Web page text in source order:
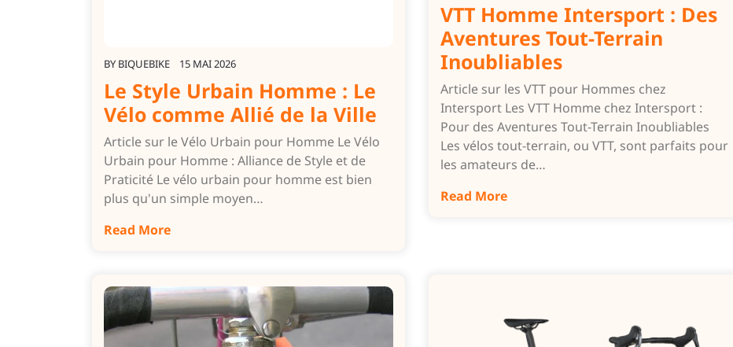
BY BIQUEBIKE 15 MAI 2026
Le Style Urbain Homme : Le
Vélo comme Allié de la Ville
Article sur le Vélo Urbain pour Homme Le Vélo
Urbain pour Homme : Alliance de Style et de
Praticité Le vélo urbain pour homme est bien
plus qu'un simple moyen…
Read More
VTT Homme Intersport : Des
Aventures Tout-Terrain
Inoubliables
Article sur les VTT pour Hommes chez
Intersport Les VTT Homme chez Intersport :
Pour des Aventures Tout-Terrain Inoubliables
Les vélos tout-terrain, ou VTT, sont parfaits pour
les amateurs de…
Read More